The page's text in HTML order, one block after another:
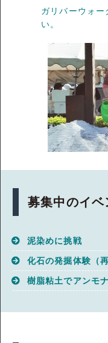
ガリバーウォー
い。
募集中のイベ
泥染めに挑戦
化石の発掘体験（再
樹脂粘土でアンモ